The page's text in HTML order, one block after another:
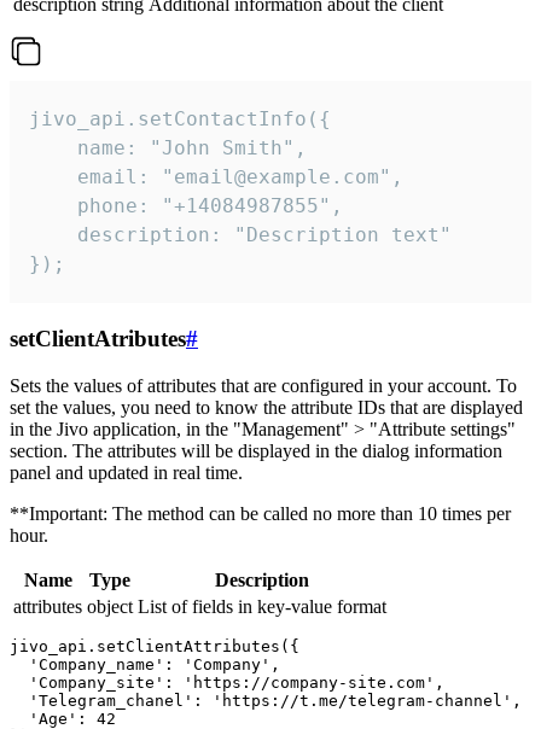
description string Additional information about the client
jivo_api.setContactInfo({
    name: "John Smith",
    email: "email@example.com",
    phone: "+14084987855",
    description: "Description text"
});
setClientAtributes#
Sets the values ​​of attributes that are configured in your account. To
set the values, you need to know the attribute IDs that are displayed
in the Jivo application, in the "Management" > "Attribute settings"
section. The attributes will be displayed in the dialog information
panel and updated in real time.
**Important: The method can be called no more than 10 times per
hour.
Name Type
Description
attributes object List of fields in key-value format
jivo_api.setClientAttributes({
  'Company_name': 'Company',
  'Company_site': 'https://company-site.com',
  'Telegram_chanel': 'https://t.me/telegram-channel',
  'Age': 42